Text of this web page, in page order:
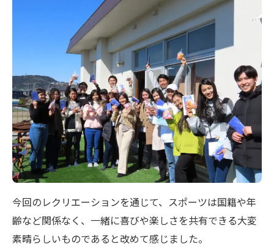
今回のレクリエーションを通じて、スポーツは国籍や年
齢など関係なく、一緒に喜びや楽しさを共有できる大変
素晴らしいものであると改めて感じました。